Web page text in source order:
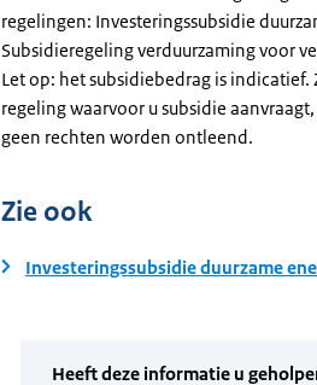
regelingen: Investeringssubsidie
Subsidieregeling verduurzaming voor
Let op: het subsidiebedrag is
regeling waarvoor u subsidie
geen rechten worden ontleend.
Zie ook
Investeringssubsidie duurzame